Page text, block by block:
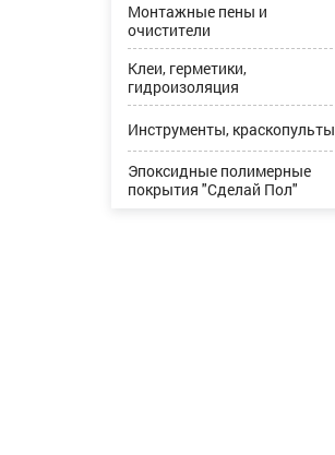
Монтажные пены и
очистители
Клеи, герметики,
гидроизоляция
Инструменты, краскопульты
Эпоксидные полимерные
покрытия "Сделай Пол"